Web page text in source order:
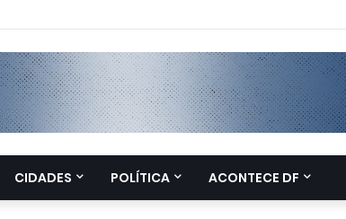
CIDADES POLÍTICA ACONTECE DF